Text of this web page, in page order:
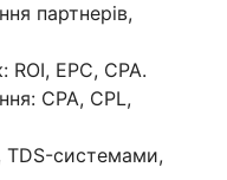
партнерів,
EPC, CPA.
CPA, CPL,
TDS-системами,